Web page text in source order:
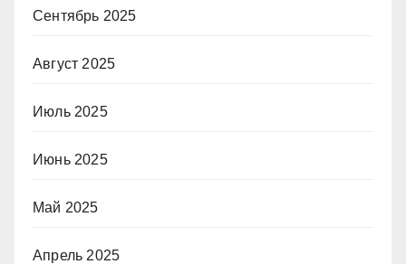
Сентябрь 2025
Август 2025
Июль 2025
Июнь 2025
Май 2025
Апрель 2025